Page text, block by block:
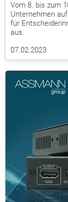
Vom 8. bis zum
Unternehmen
für
aus.
07.02.2023